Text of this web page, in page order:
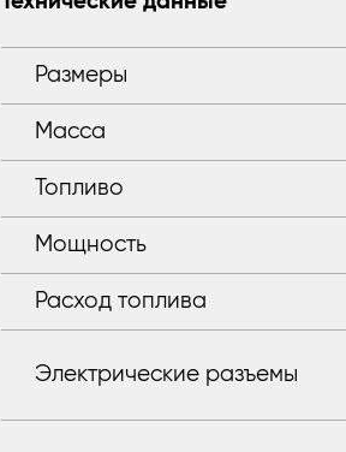
Размеры
Масса
Топливо
Мощность
Расход топлива
Электрические разъемы